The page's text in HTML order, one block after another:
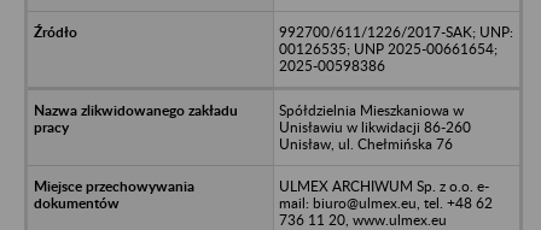
992700/611/1226/2017-SAK; UNP:
00126535; UNP 2025-00661654;
2025-00598386
Spółdzielnia Mieszkaniowa w
Unisławiu w likwidacji 86-260
Unisław, ul. Chełmińska 76
ULMEX ARCHIWUM Sp. z o.o. e-
mail: biuro@ulmex.eu, tel. +48 62
736 11 20, www.ulmex.eu